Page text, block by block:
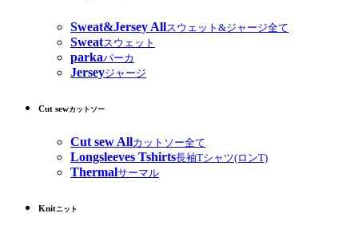
Sweat&Jersey Allスウェット&ジャージ全て
Sweatスウェット
parkaパーカ
Jerseyジャージ
Cut sewカットソー
Cut sew Allカットソー全て
Longsleeves Tshirts長袖Tシャツ(ロンT)
Thermalサーマル
Knitニット